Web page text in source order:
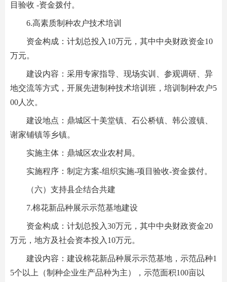
目验收 -资金拨付。
6.高素质制种农户技术培训
资金构成：计划总投入10万元，其中中央财政资金10
万元。
建设内容：采用专家指导、现场实训、参观调研、异
地交流等方式，开展先进制种技术培训班，培训制种农户5
00人次。
建设地点：鼎城区十美堂镇、石公桥镇、韩公渡镇、
谢家铺镇等乡镇。
实施主体：鼎城区农业农村局。
实施程序：制定方案-组织实施-项目验收-资金拨付。
（六）支持县企结合共建
7.棉花新品种展示示范基地建设
资金构成：计划总投入30万元，其中中央财政资金20
万元，地方及社会资本投入10万元。
建设内容：建设棉花新品种展示示范基地，示范品种1
5个以上（制种企业生产品种为主），示范面积100亩以